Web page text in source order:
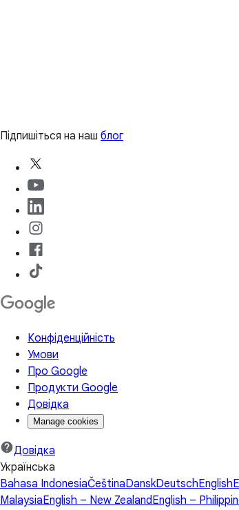
Підпишіться на наш блог
Конфіденційність
Умови
Про Google
Продукти Google
Довідка
Manage cookies
Довідка
Українська
Bahasa IndonesiaČeštinaDanskDeutschEnglish
MalaysiaEnglish – New ZealandEnglish –